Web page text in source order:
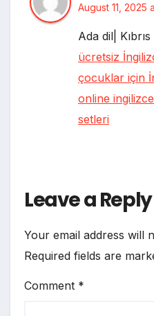
August 11, 2025
Ada dil|
ücretsiz
çocuklar için
online
setleri
Leave a Reply
Your email address will
Required fields are
Comment *